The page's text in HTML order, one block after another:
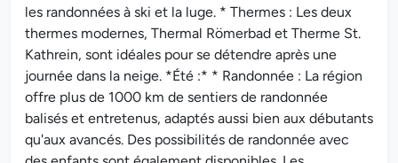
les randonnées à ski et la luge. * Thermes : Les deux
thermes modernes, Thermal Römerbad et Therme St.
Kathrein, sont idéales pour se détendre après une
journée dans la neige. *Été :* * Randonnée : La région
offre plus de 1000 km de sentiers de randonnée
balisés et entretenus, adaptés aussi bien aux débutants
qu'aux avancés. Des possibilités de randonnée avec